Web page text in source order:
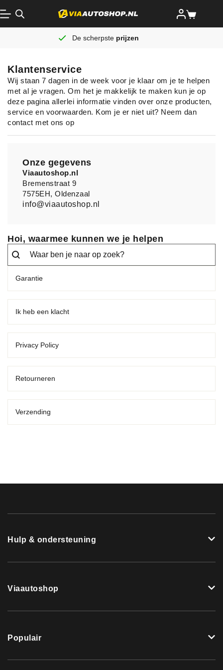
De scherpste prijzen
Klantenservice
Wij staan 7 dagen in de week voor je klaar om je te helpen
met al je vragen. Om het je makkelijk te maken kun je op
deze pagina allerlei informatie vinden over onze producten,
service en voorwaarden. Kom je er niet uit? Neem dan
contact met ons op
Onze gegevens
Viaautoshop.nl
Bremenstraat 9
7575EH, Oldenzaal
info@viaautoshop.nl
Hoi, waarmee kunnen we je helpen
Search
Search content
Garantie
Ik heb een klacht
Privacy Policy
Retourneren
Verzending
Hulp & ondersteuning
Viaautoshop
Populair